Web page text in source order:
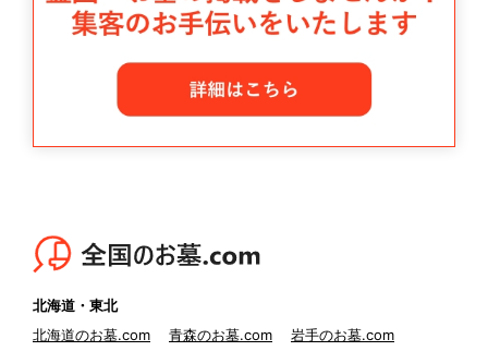
北海道・東北
北海道のお墓.com
青森のお墓.com
岩手のお墓.com